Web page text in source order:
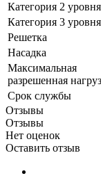
Категория 2 уровня
Категория 3 уровня
Решетка
Насадка
Максимальная
разрешенная
Срок службы
Отзывы
Отзывы
Нет оценок
Оставить отзыв